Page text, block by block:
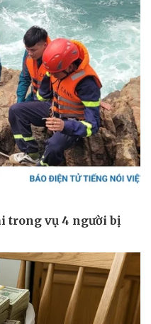
Đời sống
Nhà đẹp
Blog
Tình yêu - Gia đình